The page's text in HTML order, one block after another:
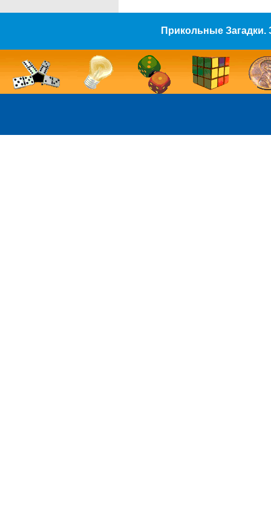
Прикольные Загадки.